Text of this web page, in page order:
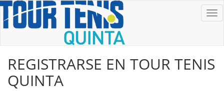
REGISTRARSE EN TOUR TENIS
QUINTA